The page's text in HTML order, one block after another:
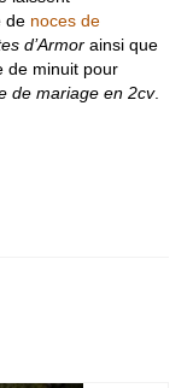
de noces de
d’Armor ainsi que
de minuit pour
de mariage en 2cv.